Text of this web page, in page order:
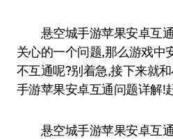
悬空城手游苹果安卓互通吗,这是所有玩家们都
关心的一个问题,那么游戏中
不互通呢?别着急,接下来就
手游苹果安卓互通问题详解!
悬空城手游苹果安卓互